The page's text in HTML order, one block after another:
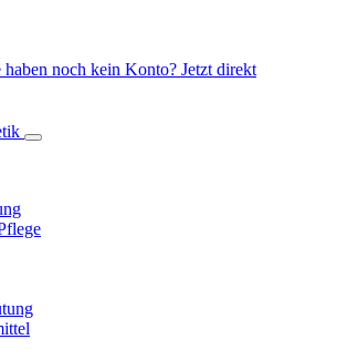
haben noch kein Konto? Jetzt direkt